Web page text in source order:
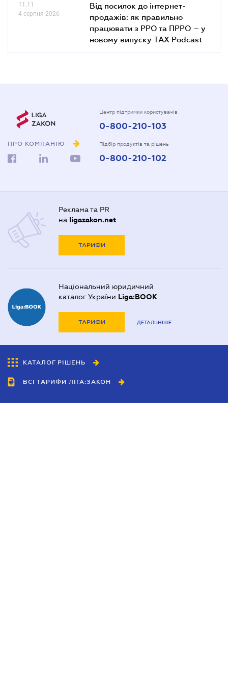
11.11
4 серпня 2026
Від посилок до інтернет-
продажів: як правильно
працювати з РРО та ПРРО – у
новому випуску TAX Podcast
ПРО КОМПАНІЮ
Центр підтримки користувачів
0-800-210-103
Підбір продуктів та рішень
0-800-210-102
Реклама та PR
на ligazakon.net
ТАРИФИ
Національний юридичний
каталог України Liga:BOOK
ТАРИФИ ДЕТАЛЬНІШЕ
КАТАЛОГ РІШЕНЬ
ВСІ ТАРИФИ ЛІГА:ЗАКОН